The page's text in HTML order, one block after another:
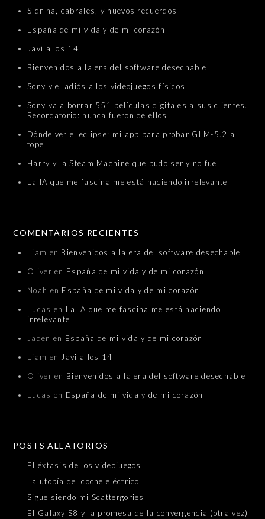
Sidrina, cabrales, y nuevos recuerdos
España de mi vida y de mi corazón
Javi a los 14
Bienvenidos a la era del software desechable
Sony y el adiós a los videojuegos físicos
Sony va a borrar 551 películas digitales a sus clientes.
Recordatorio: nunca fueron de ellos
Dónde ver el eclipse: mi app para probar GLM-5.2 a
tope
Harry y la Steam Machine que pudo ser y no fue
La IA que me fascina me está haciendo irrelevante
COMENTARIOS RECIENTES
Liam en Bienvenidos a la era del software desechable
Oliver en España de mi vida y de mi corazón
Noah en España de mi vida y de mi corazón
Lucas en La IA que me fascina me está haciendo
irrelevante
Jaden en España de mi vida y de mi corazón
Liam en Javi a los 14
Oliver en Bienvenidos a la era del software desechable
Lucas en España de mi vida y de mi corazón
POSTS ALEATORIOS
El éxtasis de los videojuegos
La utopía del coche eléctrico
Sigue siendo mi Scattergories
El Galaxy S8 y la promesa de la convergencia (otra vez)